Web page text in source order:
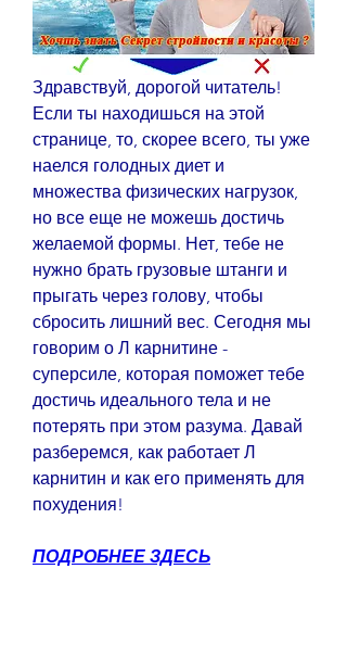
Здравствуй, дорогой читатель!
Если ты находишься на этой
странице, то, скорее всего, ты уже
наелся голодных диет и
множества физических нагрузок,
но все еще не можешь достичь
желаемой формы. Нет, тебе не
нужно брать грузовые штанги и
прыгать через голову, чтобы
сбросить лишний вес. Сегодня мы
говорим о Л карнитине -
суперсиле, которая поможет тебе
достичь идеального тела и не
потерять при этом разума. Давай
разберемся, как работает Л
карнитин и как его применять для
похудения!
ПОДРОБНЕЕ ЗДЕСЬ